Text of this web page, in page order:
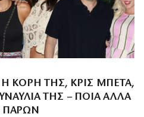
ΚΌΡΗ ΤΗΣ, ΚΡΙΣ ΜΠΈΤΑ,
ΤΗΣ – ΠΟΙΑ ΆΛΛΑ
ΠΑΡΏΝ